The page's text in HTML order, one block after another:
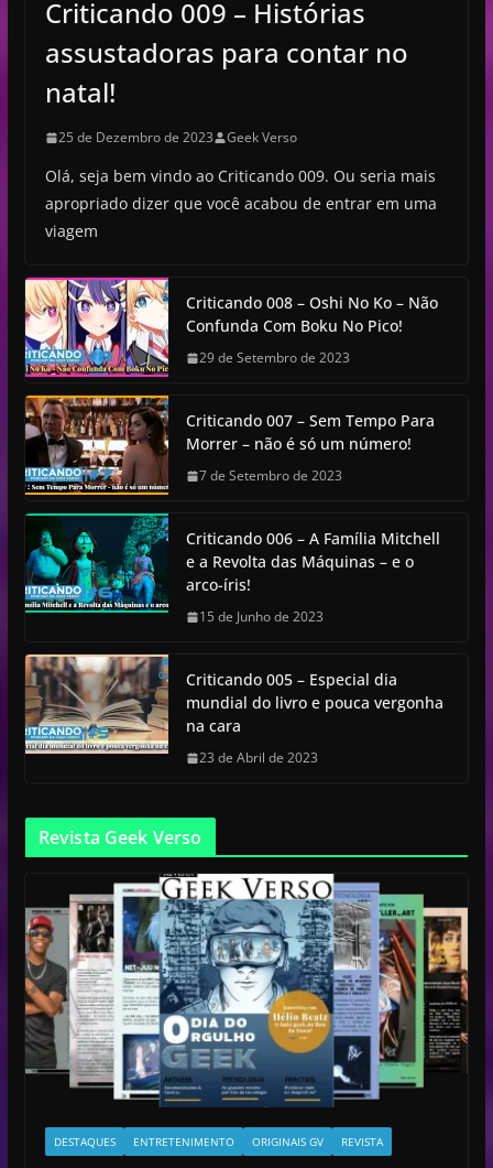
Criticando 009 – Histórias
assustadoras para contar no
natal!
25 de Dezembro de 2023 Geek Verso
Olá, seja bem vindo ao Criticando 009. Ou seria mais
apropriado dizer que você acabou de entrar em uma
viagem
Criticando 008 – Oshi No Ko – Não
Confunda Com Boku No Pico!
29 de Setembro de 2023
Criticando 007 – Sem Tempo Para
Morrer – não é só um número!
7 de Setembro de 2023
Criticando 006 – A Família Mitchell
e a Revolta das Máquinas – e o
arco-íris!
15 de Junho de 2023
Criticando 005 – Especial dia
mundial do livro e pouca vergonha
na cara
23 de Abril de 2023
Revista Geek Verso
DESTAQUES ENTRETENIMENTO ORIGINAIS GV REVISTA